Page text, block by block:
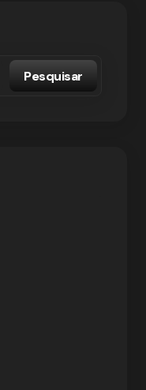
Pesquisar